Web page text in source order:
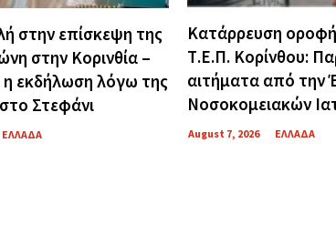
στην επίσκεψη της
στην Κορινθία –
εκδήλωση λόγω της
Στεφάνι
ΕΛΛΑΔΑ
Κατάρρευση
Τ.Ε.Π. Κορίνθου:
αιτήματα από την
Νοσοκομειακών
August 7, 2026 ΕΛΛΑΔΑ